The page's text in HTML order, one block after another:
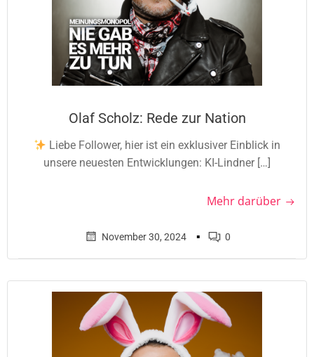
Olaf Scholz: Rede zur Nation
Liebe Follower, hier ist ein exklusiver Einblick in
unsere neuesten Entwicklungen: KI-Lindner […]
Mehr darüber
November 30, 2024 ▪ 0